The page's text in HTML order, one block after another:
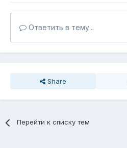
Ответить в тему...
Share
Перейти к списку тем